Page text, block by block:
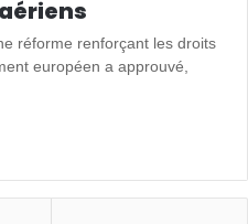
réforme renforçant les droits
européen a approuvé,